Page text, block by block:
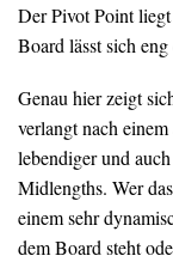
Der Pivot Point
Board lässt sich
Genau hier zeigt
verlangt nach
lebendiger und
Midlengths. Wer
einem sehr
dem Board steht